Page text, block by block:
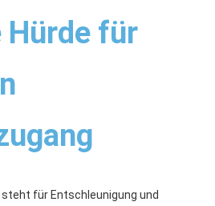
für
für Entschleunigung und